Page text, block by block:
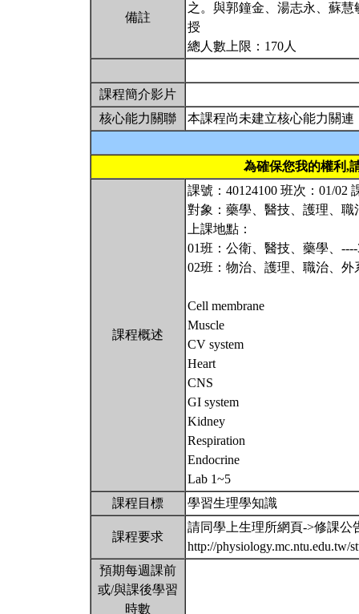
備註
之。與郭鐘金、湯志永、蘇
授
總人數上限：170人
課程簡介影片
核心能力關聯
本課程尚未建立核心能力關連
為確保您我的權利,
課程概述
課號：40124100 班次：01/02
對象：藥學、醫技、護理、
上課地點：
01班：公衛、醫技、藥學、
02班：物治、護理、職治、外
Cell membrane
Muscle
CV system
Heart
CNS
GI system
Kidney
Respiration
Endocrine
Lab 1~5
課程目標
學習生理學知識
課程要求
請同學上生理所網頁->修課公
http://physiology.mc.ntu.edu.tw/
預期每週課前
或/與課後學習
時數